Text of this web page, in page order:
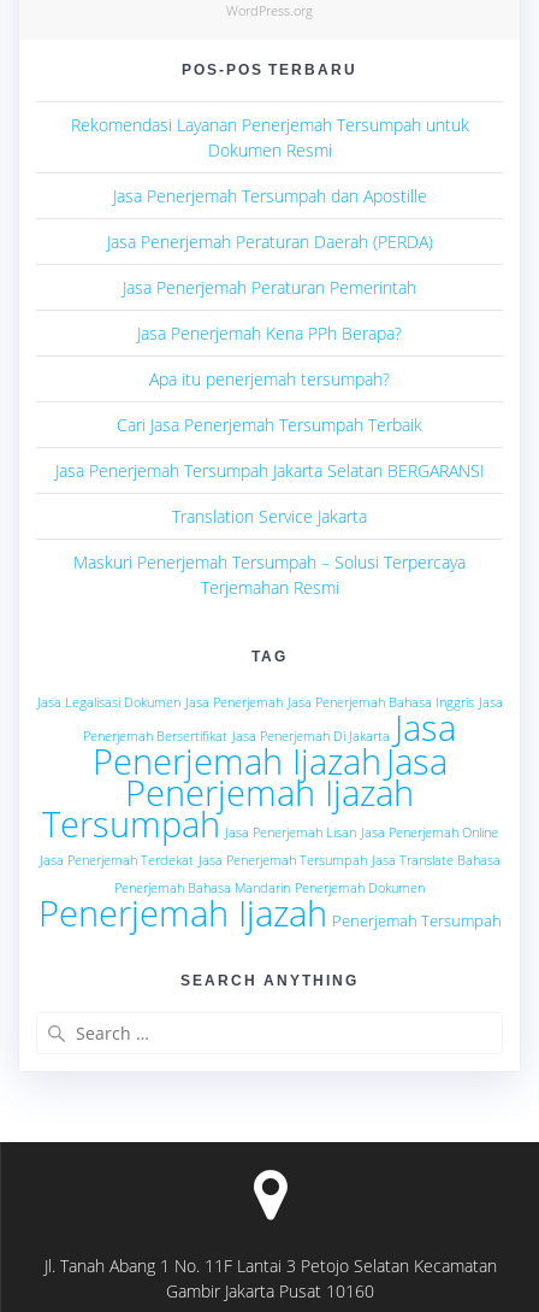
WordPress.org
POS-POS TERBARU
Rekomendasi Layanan Penerjemah Tersumpah untuk
Dokumen Resmi
Jasa Penerjemah Tersumpah dan Apostille
Jasa Penerjemah Peraturan Daerah (PERDA)
Jasa Penerjemah Peraturan Pemerintah
Jasa Penerjemah Kena PPh Berapa?
Apa itu penerjemah tersumpah?
Cari Jasa Penerjemah Tersumpah Terbaik
Jasa Penerjemah Tersumpah Jakarta Selatan BERGARANSI
Translation Service Jakarta
Maskuri Penerjemah Tersumpah – Solusi Terpercaya
Terjemahan Resmi
TAG
Jasa Legalisasi Dokumen Jasa Penerjemah Jasa Penerjemah Bahasa Inggris Jasa
Penerjemah Bersertifikat Jasa Penerjemah Di Jakarta Jasa
Penerjemah Ijazah Jasa
Penerjemah Ijazah
Tersumpah Jasa Penerjemah Lisan Jasa Penerjemah Online
Jasa Penerjemah Terdekat Jasa Penerjemah Tersumpah Jasa Translate Bahasa
Penerjemah Bahasa Mandarin Penerjemah Dokumen
Penerjemah Ijazah Penerjemah Tersumpah
SEARCH ANYTHING
Jl. Tanah Abang 1 No. 11F Lantai 3 Petojo Selatan Kecamatan
Gambir Jakarta Pusat 10160